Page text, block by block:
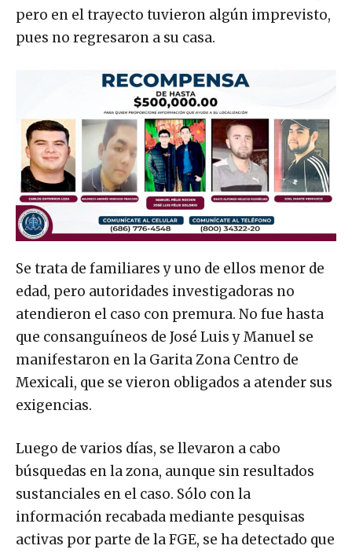
pero en el trayecto tuvieron algún imprevisto,
pues no regresaron a su casa.
Se trata de familiares y uno de ellos menor de
edad, pero autoridades investigadoras no
atendieron el caso con premura. No fue hasta
que consanguíneos de José Luis y Manuel se
manifestaron en la Garita Zona Centro de
Mexicali, que se vieron obligados a atender sus
exigencias.
Luego de varios días, se llevaron a cabo
búsquedas en la zona, aunque sin resultados
sustanciales en el caso. Sólo con la
información recabada mediante pesquisas
activas por parte de la FGE, se ha detectado que